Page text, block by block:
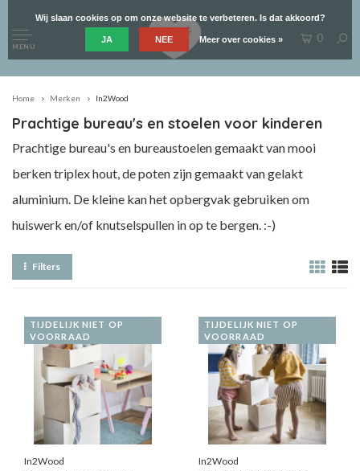
MENU
0
Home Merken In2Wood
Prachtige bureau's en stoelen voor kinderen
Prachtige bureau's en bureaustoelen gemaakt van mooi
berken triplex hout, de poten zijn gemaakt van gelakt
aluminium. De kleine kan het opbergvak gebruiken om
huiswerk en/of knutselspullen in op te bergen. :-)
Filters
TIJDELIJK NIET OP
VOORRAAD
In2Wood
TIJDELIJK NIET OP
VOORRAAD
In2Wood
Wij slaan cookies op om onze website te verbeteren. Is dat akkoord?
JA NEE Meer over cookies »